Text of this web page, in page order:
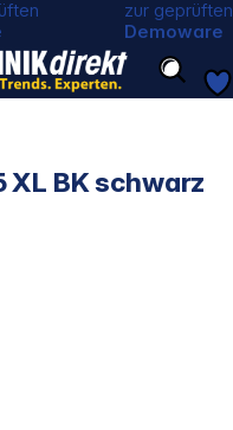
zur geprüften
Demoware
XL BK schwarz